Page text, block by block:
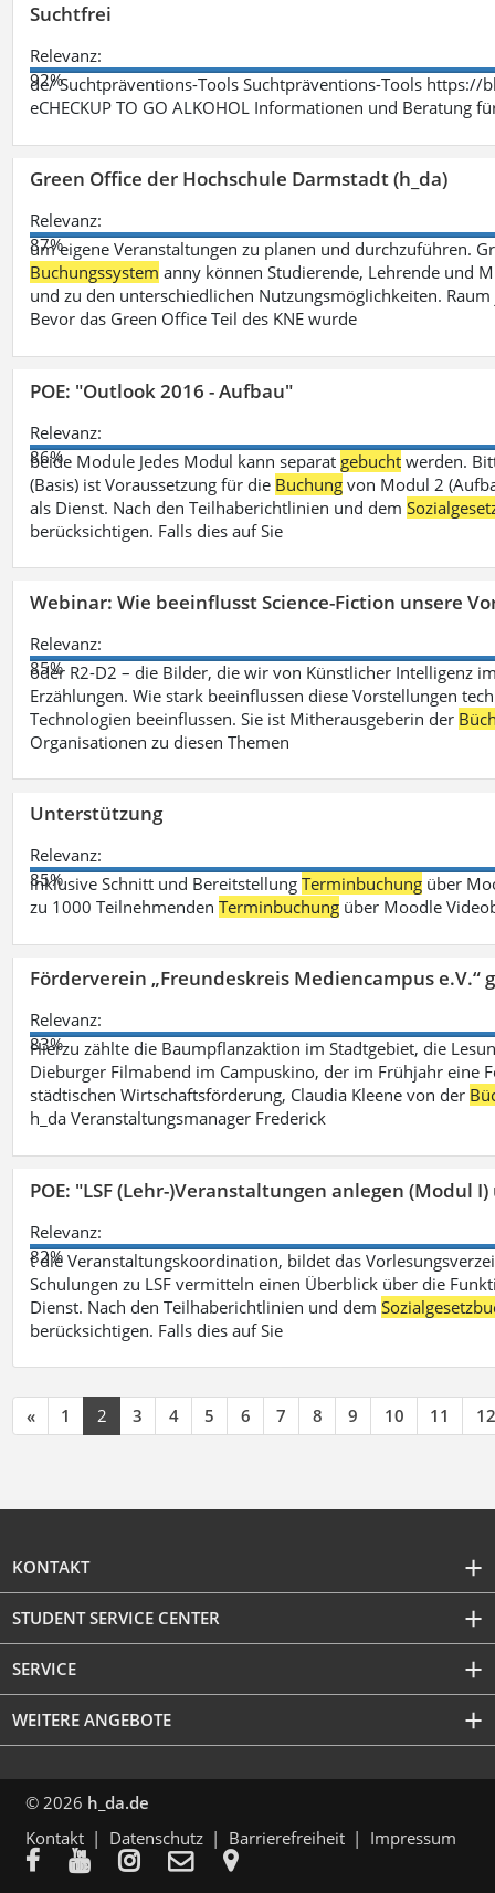
Suchtfrei
Relevanz:
92%
de/ Suchtpräventions-Tools Suchtpräventions-Tools
eCHECKUP TO GO ALKOHOL Informationen und Beratung
Green Office der Hochschule Darmstadt (h_da)
Relevanz:
87%
um eigene Veranstaltungen zu planen und durchzuführen.
Buchungssystem anny können Studierende, Lehrende und
und zu den unterschiedlichen Nutzungsmöglichkeiten.
Bevor das Green Office Teil des KNE wurde
POE: "Outlook 2016 - Aufbau"
Relevanz:
86%
beide Module Jedes Modul kann separat gebucht werden.
(Basis) ist Voraussetzung für die Buchung von Modul 2
als Dienst. Nach den Teilhaberichtlinien und dem
berücksichtigen. Falls dies auf Sie
Webinar: Wie beeinflusst Science-Fiction unsere
Relevanz:
85%
oder R2-D2 – die Bilder, die wir von Künstlicher Intelligenz
Erzählungen. Wie stark beeinflussen diese Vorstellungen
Technologien beeinflussen. Sie ist Mitherausgeberin der
Organisationen zu diesen Themen
Unterstützung
Relevanz:
85%
inklusive Schnitt und BereitstellungTerminbuchung über
zu 1000 TeilnehmendenTerminbuchung über Moodle
Förderverein „Freundeskreis Mediencampus e.V.“
Relevanz:
83%
Hierzu zählte die Baumpflanzaktion im Stadtgebiet, die
Dieburger Filmabend im Campuskino, der im Frühjahr eine
städtischen Wirtschaftsförderung, Claudia Kleene von der
h_da Veranstaltungsmanager Frederick
POE: "LSF (Lehr-)Veranstaltungen anlegen (Modul
Relevanz:
82%
t die Veranstaltungskoordination, bildet das
Schulungen zu LSF vermitteln einen Überblick über die
Dienst. Nach den Teilhaberichtlinien und dem
berücksichtigen. Falls dies auf Sie
« 1 2 3 4 5 6 7 8 9 10 11 12
KONTAKT
STUDENT SERVICE CENTER
SERVICE
WEITERE ANGEBOTE
© 2026 h_da.de
Kontakt
Datenschutz Barrierefreiheit Impressum
    